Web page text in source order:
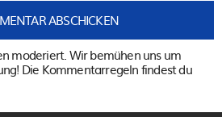
moderiert. Wir bemühen uns um
Die Kommentarregeln findest du